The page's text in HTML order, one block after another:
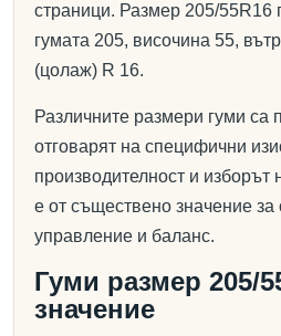
страници. Размер 205/55R16
гумата 205, височина 55,
(цолаж) R 16.
Различните размери гуми са
отговарят на специфични
производителност и
е от съществено значение
управление и баланс.
Гуми размер 205/
значение